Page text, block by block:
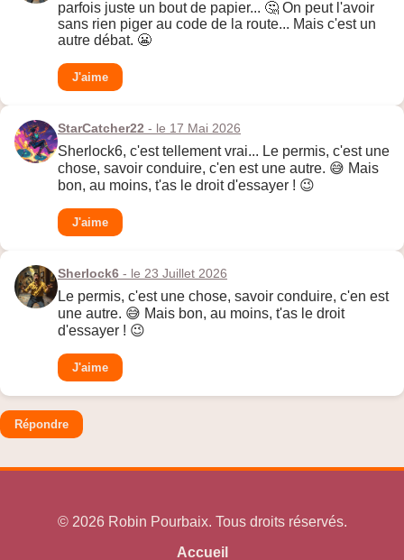
parfois juste un bout de papier... 🤔 On peut l'avoir
sans rien piger au code de la route... Mais c'est un
autre débat. 😬
J'aime
StarCatcher22 - le 17 Mai 2026
Sherlock6, c'est tellement vrai... Le permis, c'est une
chose, savoir conduire, c'en est une autre. 😅 Mais
bon, au moins, t'as le droit d'essayer ! 😉
J'aime
Sherlock6 - le 23 Juillet 2026
Le permis, c'est une chose, savoir conduire, c'en est
une autre. 😅 Mais bon, au moins, t'as le droit
d'essayer ! 😉
J'aime
Répondre
© 2026 Robin Pourbaix. Tous droits réservés.
Accueil